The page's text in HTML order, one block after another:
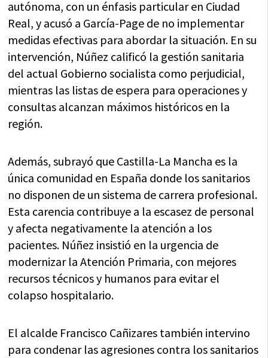
autónoma, con un énfasis particular en Ciudad
Real, y acusó a García-Page de no implementar
medidas efectivas para abordar la situación. En su
intervención, Núñez calificó la gestión sanitaria
del actual Gobierno socialista como perjudicial,
mientras las listas de espera para operaciones y
consultas alcanzan máximos históricos en la
región.
Además, subrayó que Castilla-La Mancha es la
única comunidad en España donde los sanitarios
no disponen de un sistema de carrera profesional.
Esta carencia contribuye a la escasez de personal
y afecta negativamente la atención a los
pacientes. Núñez insistió en la urgencia de
modernizar la Atención Primaria, con mejores
recursos técnicos y humanos para evitar el
colapso hospitalario.
El alcalde Francisco Cañizares también intervino
para condenar las agresiones contra los sanitarios